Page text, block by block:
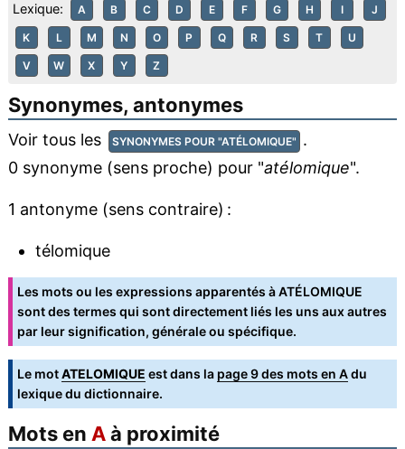
Lexique: A B C D E F G H I J
K L M N O P Q R S T U
V W X Y Z
Synonymes, antonymes
Voir tous les SYNONYMES POUR "ATÉLOMIQUE" .
0 synonyme (sens proche) pour "atélomique".
1 antonyme (sens contraire) :
télomique
Les mots ou les expressions apparentés à ATÉLOMIQUE
sont des termes qui sont directement liés les uns aux autres
par leur signification, générale ou spécifique.
Le motATELOMIQUE est dans la page 9 des mots en Adu
lexique du dictionnaire.
Mots en Aà proximité